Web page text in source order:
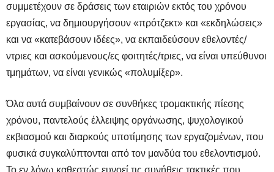
συμμετέχουν σε δράσεις των εταιριών εκτός του χρόνου
εργασίας, να δημιουργήσουν «πρότζεκτ» και «εκδηλώσεις»
και να «κατεβάσουν ιδέες», να εκπαιδεύσουν εθελοντές/
ντριες και ασκούμενους/ες φοιτητές/τριες, να είναι υπεύθυνοι
τμημάτων, να είναι γενικώς «πολυμίξερ».
Όλα αυτά συμβαίνουν σε συνθήκες τρομακτικής πίεσης
χρόνου, παντελούς έλλειψης οργάνωσης, ψυχολογικού
εκβιασμού και διαρκούς υποτίμησης των εργαζομένων, που
φυσικά συγκαλύπτονται από τον μανδύα του εθελοντισμού.
Το εν λόγω καθεστώς ευνοεί τις συνήθεις τακτικές που